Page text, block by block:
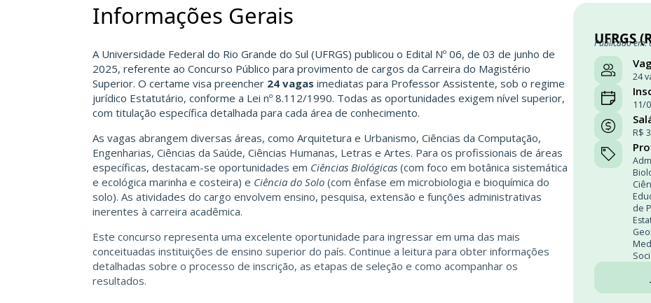
Informações Gerais
A Universidade Federal do Rio Grande do Sul (UFRGS) publicou o Edital Nº 06, de 03 de junho de
2025, referente ao Concurso Público para provimento de cargos da Carreira do Magistério
Superior. O certame visa preencher 24 vagas imediatas para Professor Assistente, sob o regime
jurídico Estatutário, conforme a Lei nº 8.112/1990. Todas as oportunidades exigem nível superior,
com titulação específica detalhada para cada área de conhecimento.
As vagas abrangem diversas áreas, como Arquitetura e Urbanismo, Ciências da Computação,
Engenharias, Ciências da Saúde, Ciências Humanas, Letras e Artes. Para os profissionais de áreas
específicas, destacam-se oportunidades em Ciências Biológicas (com foco em botânica sistemática
e ecológica marinha e costeira) e Ciência do Solo (com ênfase em microbiologia e bioquímica do
solo). As atividades do cargo envolvem ensino, pesquisa, extensão e funções administrativas
inerentes à carreira acadêmica.
Este concurso representa uma excelente oportunidade para ingressar em uma das mais
conceituadas instituições de ensino superior do país. Continue a leitura para obter informações
detalhadas sobre o processo de inscrição, as etapas de seleção e como acompanhar os
resultados.
UFRGS
Publicado
24
11/
R$
de